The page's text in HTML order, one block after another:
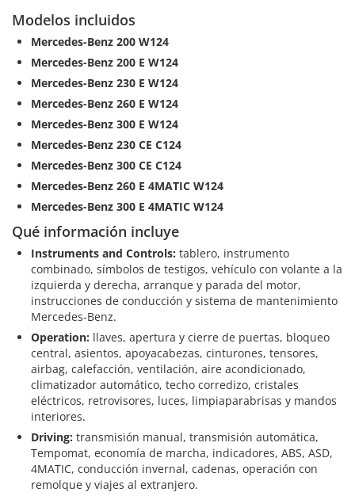
Modelos incluidos
Mercedes-Benz 200 W124
Mercedes-Benz 200 E W124
Mercedes-Benz 230 E W124
Mercedes-Benz 260 E W124
Mercedes-Benz 300 E W124
Mercedes-Benz 230 CE C124
Mercedes-Benz 300 CE C124
Mercedes-Benz 260 E 4MATIC W124
Mercedes-Benz 300 E 4MATIC W124
Qué información incluye
Instruments and Controls: tablero, instrumento
combinado, símbolos de testigos, vehículo con volante a la
izquierda y derecha, arranque y parada del motor,
instrucciones de conducción y sistema de mantenimiento
Mercedes-Benz.
Operation: llaves, apertura y cierre de puertas, bloqueo
central, asientos, apoyacabezas, cinturones, tensores,
airbag, calefacción, ventilación, aire acondicionado,
climatizador automático, techo corredizo, cristales
eléctricos, retrovisores, luces, limpiaparabrisas y mandos
interiores.
Driving: transmisión manual, transmisión automática,
Tempomat, economía de marcha, indicadores, ABS, ASD,
4MATIC, conducción invernal, cadenas, operación con
remolque y viajes al extranjero.